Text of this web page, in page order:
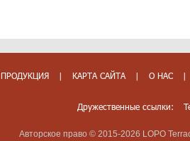
ПРОДУКЦИЯ | КАРТА САЙТА | О НАС |
Дружественные ссылки:
Авторское право © 2015-2026 LOPO